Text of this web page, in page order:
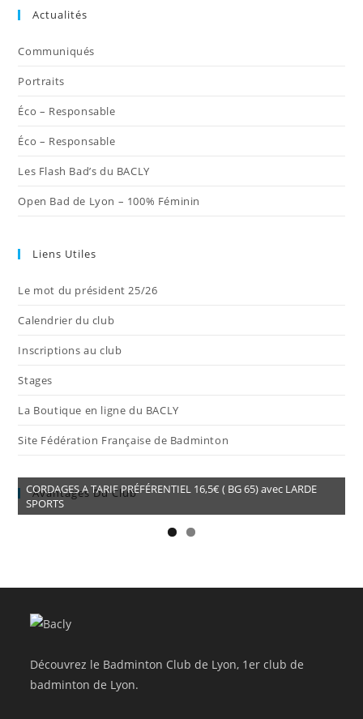
un
nouvel
nouvel
Actualités
Communiqués
Portraits
Éco – Responsable
Éco – Responsable
Les Flash Bad’s du BACLY
Open Bad de Lyon – 100% Féminin
Liens Utiles
Le mot du président 25/26
Calendrier du club
Inscriptions au club
Stages
La Boutique en ligne du BACLY
Site Fédération Française de Badminton
Avantages Du Club
CORDAGES A TARIF PRÉFÉRENTIEL 16,5€ ( BG 65) avec LARDE
SPORTS
Découvrez le Badminton Club de Lyon, 1er club de
badminton de Lyon.